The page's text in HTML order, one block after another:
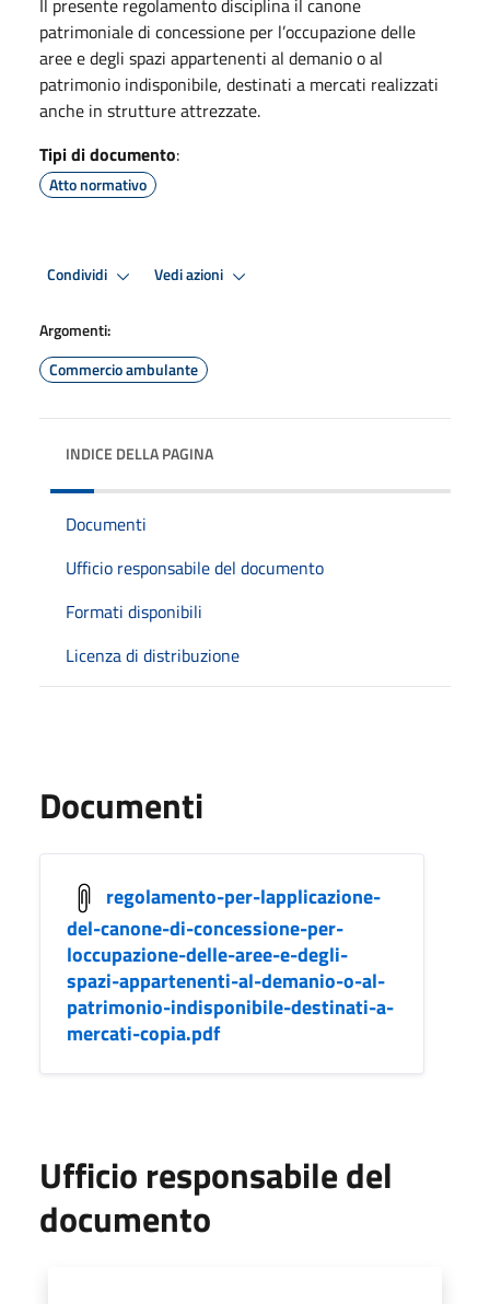
patrimoniale di concessione per l’occupazione delle
aree e degli spazi appartenenti al demanio o al
patrimonio indisponibile, destinati a mercati realizzati
anche in strutture attrezzate.
Tipi di documento:
Atto normativo
Condividi Vedi azioni
Argomenti:
Commercio ambulante
INDICE DELLA PAGINA
Documenti
Ufficio responsabile del documento
Formati disponibili
Licenza di distribuzione
Documenti
regolamento-per-lapplicazione-
del-canone-di-concessione-per-
loccupazione-delle-aree-e-degli-
spazi-appartenenti-al-demanio-o-al-
patrimonio-indisponibile-destinati-a-
mercati-copia.pdf
Ufficio responsabile del
documento